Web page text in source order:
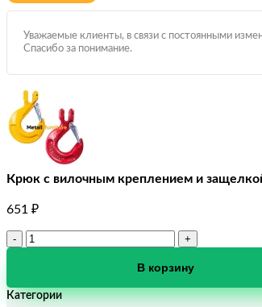
Уважаемые клиенты, в связи с постоянными
Спасибо за понимание.
Крюк с вилочным креплением и
651 ₽
Количество
вилочным
В корзину
Категории